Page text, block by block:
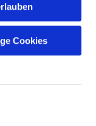
Cookies